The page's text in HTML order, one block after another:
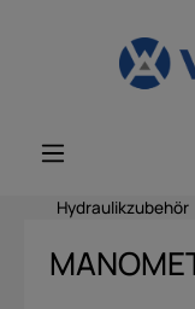
Hydraulikzubehör